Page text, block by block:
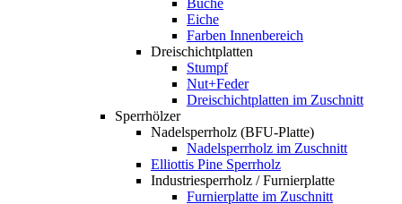
Eiche
Farben Innenbereich
Dreischichtplatten
Stumpf
Nut+Feder
Dreischichtplatten im Zuschnitt
Sperrhölzer
Nadelsperrholz (BFU-Platte)
Nadelsperrholz im Zuschnitt
Elliottis Pine Sperrholz
Industriesperrholz / Furnierplatte
Furnierplatte im Zuschnitt